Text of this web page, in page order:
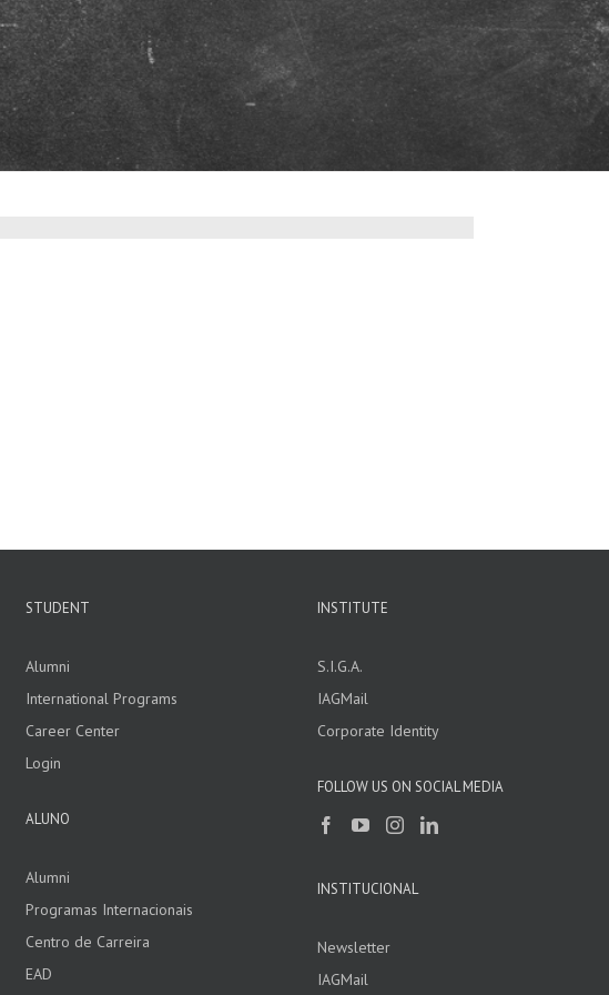
STUDENT
Alumni
International Programs
Career Center
Login
ALUNO
Alumni
Programas Internacionais
Centro de Carreira
EAD
INSTITUTE
S.I.G.A.
IAGMail
Corporate Identity
FOLLOW US ON SOCIAL MEDIA
INSTITUCIONAL
Newsletter
IAGMail